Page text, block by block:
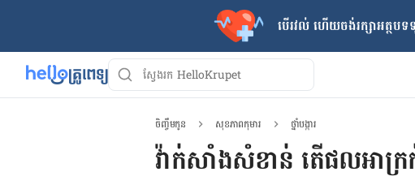
បើរវល់ ហើយចង់​រក្សាអត្ថ
ចិញ្ចឹមកូន សុខភាពកុមារ ថ្នាំបង្ការ
វ៉ាក់សាំង​សំខាន់ តើ​ផល​អាក្